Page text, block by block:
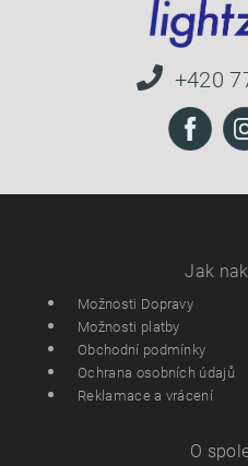
+420
Jak
Možnosti Dopravy
Možnosti platby
Obchodní podmínky
Ochrana osobních údajů
Reklamace a vrácení
O